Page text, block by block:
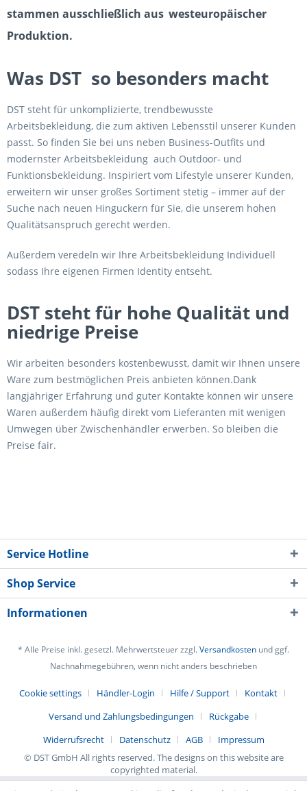
stammen ausschließlich aus westeuropäischer
Produktion.
Was DST so besonders macht
DST steht für unkomplizierte, trendbewusste
Arbeitsbekleidung, die zum aktiven Lebensstil unserer Kunden
passt. So finden Sie bei uns neben Business-Outfits und
modernster Arbeitsbekleidung auch Outdoor- und
Funktionsbekleidung. Inspiriert vom Lifestyle unserer Kunden,
erweitern wir unser großes Sortiment stetig – immer auf der
Suche nach neuen Hinguckern für Sie, die unserem hohen
Qualitätsanspruch gerecht werden.
Außerdem veredeln wir Ihre Arbeitsbekleidung Individuell
sodass Ihre eigenen Firmen Identity entseht.
DST steht für hohe Qualität und
niedrige Preise
Wir arbeiten besonders kostenbewusst, damit wir Ihnen unsere
Ware zum bestmöglichen Preis anbieten können.Dank
langjähriger Erfahrung und guter Kontakte können wir unsere
Waren außerdem häufig direkt vom Lieferanten mit wenigen
Umwegen über Zwischenhändler erwerben. So bleiben die
Preise fair.
Service Hotline
Shop Service
Informationen
* Alle Preise inkl. gesetzl. Mehrwertsteuer zzgl.Versandkosten und ggf.
Nachnahmegebühren, wenn nicht anders beschrieben
Cookie settings Händler-Login Hilfe / Support
Kontakt
Versand und Zahlungsbedingungen
Rückgabe
Widerrufsrecht
Datenschutz AGB
Impressum
© DST GmbH All rights reserved. The designs on this website are
copyrighted material.